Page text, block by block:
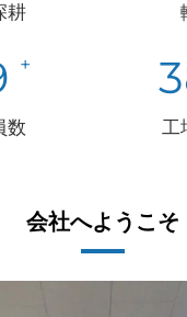
耕
数 工
会社へようこそ